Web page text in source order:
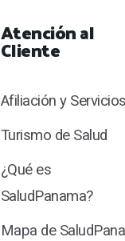
Atención al
Cliente
Afiliación y Servicios
Turismo de Salud
¿Qué es
SaludPanama?
Mapa de